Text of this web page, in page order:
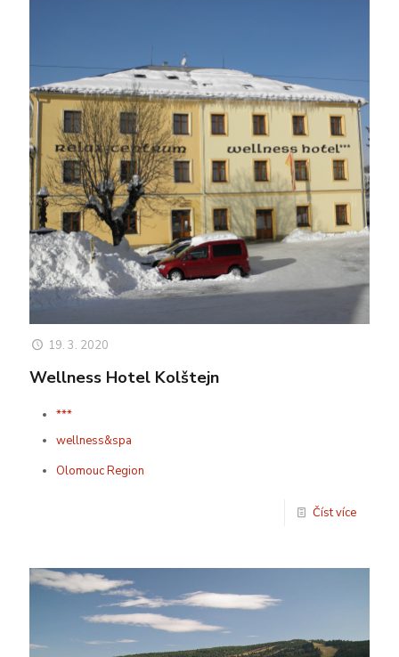
19. 3. 2020
Wellness Hotel Kolštejn
***
wellness&spa
Olomouc Region
Číst více